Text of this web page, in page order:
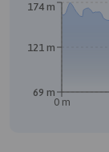
0 m
69 m
121 m
174 m